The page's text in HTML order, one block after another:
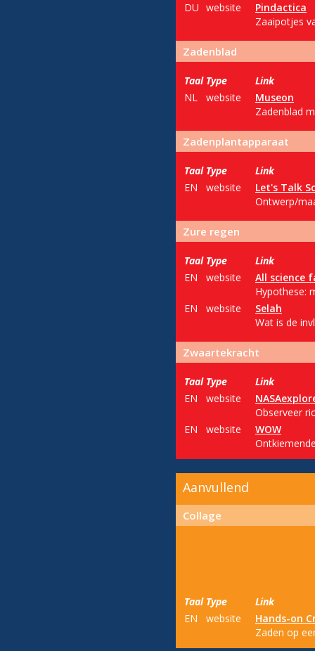
DU website
Pindactica
Zaaipotjes
Zadenblad
Taal Type
Link
NL
website
Museon
Zadenblad
Zadenplantapparaat
Taal Type
Link
EN
website
Let's Talk
Ontwerp/
Zure regen
Taal Type
Link
EN
website
All science
Hypothese:
EN
website
Selah
Wat is de
Zwaartekracht
Taal Type
Link
EN
website
Observeer
EN
website
WOW
Aanvullend
Collage
Taal Type
Link
EN
website
Hands-on
Zaden op